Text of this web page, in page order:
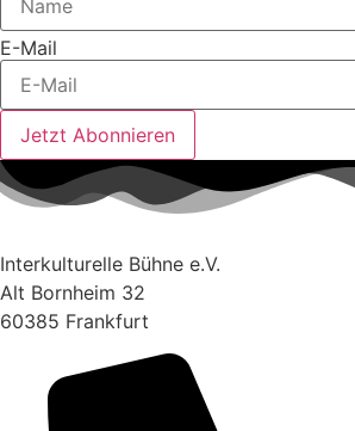
E-Mail
Jetzt Abonnieren
Interkulturelle Bühne e.V.
Alt Bornheim 32
60385 Frankfurt